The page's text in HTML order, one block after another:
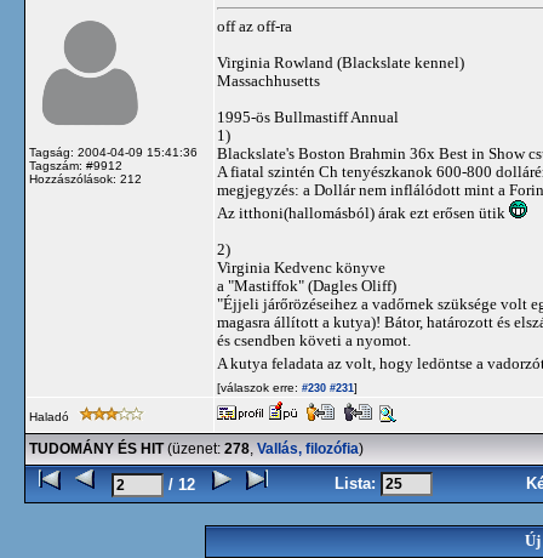
Tagság: 2004-04-09 15:41:36
Tagszám: #9912
Hozzászólások: 212
off az off-ra
Virginia Rowland (Blackslate kennel)
Massachhusetts
1995-ös Bullmastiff Annual
1)
Blackslate's Boston Brahmin 36x Best in Show
A fiatal szintén Ch tenyészkanok 600-800
megjegyzés: a Dollár nem inflálódott mint a
Az itthoni(hallomásból) árak ezt erősen ütik
2)
Virginia Kedvenc könyve
a "Mastiffok" (Dagles Oliff)
"Éjjeli járőrözéseihez a vadőrnek szüksége volt
magasra állított a kutya)! Bátor, határozott és
és csendben követi a nyomot.
A kutya feladata az volt, hogy ledöntse a
[válaszok erre: #230 #231]
Haladó
TUDOMÁNY ÉS HIT(üzenet: 278, Vallás, filozófia)
/ 12 Lista:
Új